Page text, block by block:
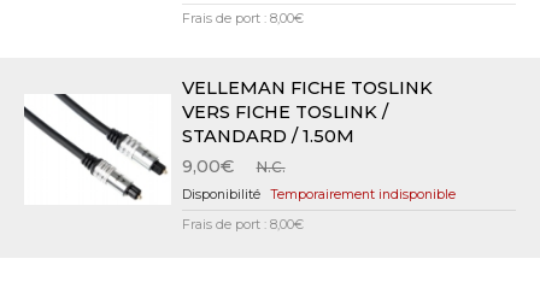
Frais de port : 8,00€
VELLEMAN FICHE TOSLINK
VERS FICHE TOSLINK /
STANDARD / 1.50M
9,00€
N.C.
Temporairement indisponible
Frais de port : 8,00€